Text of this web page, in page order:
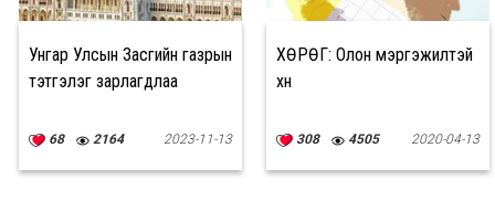
Унгар Улсын Засгийн газрын
тэтгэлэг зарлагдлаа
68 2164 2023-11-13
ХӨРӨГ: Олон мэргэжилтэй
хүн
308 4505 2020-04-13